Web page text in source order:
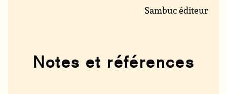
Sambuc éditeur
Notes et références